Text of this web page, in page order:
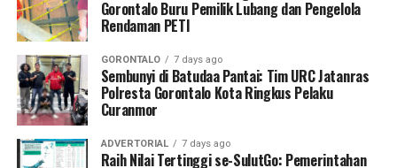
Penyuluhan difokuskan pada pemahaman mekanisme
penularan, pengenalan gejala awal, pentingnya
hingga tuntas, serta pengikisan stigma negatif terhadap
penyintas TBC di lingkungan warga.
“Literasi kesehatan warga adalah fondasi utama dalam
memutus rantai penularan TBC. Kami berupaya
Gorontalo Buru Pemilik Lubang dan Pengelola
Rendaman PETI
GORONTALO 7 days ago
Sembunyi di Batudaa Pantai: Tim URC Jatanras
Polresta Gorontalo Kota Ringkus Pelaku
Curanmor
ADVERTORIAL 7 days ago
Raih Nilai Tertinggi se-SulutGo: Pemerintahan